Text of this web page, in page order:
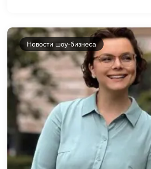
Новости шоу-бизнеса